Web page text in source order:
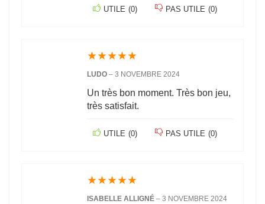
UTILE (0) PAS UTILE (0)
★★★★★
LUDO – 3 NOVEMBRE 2024
Un très bon moment. Très bon jeu,
très satisfait.
UTILE (0) PAS UTILE (0)
★★★★★
ISABELLE ALLIGNÉ – 3 NOVEMBRE 2024